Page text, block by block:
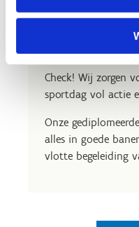
Kom met
Zin in een
Check! Wij zorgen
sportdag vol actie
Onze
alles in goede
vlotte begeleiding